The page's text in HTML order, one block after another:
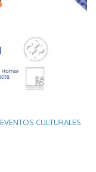
EVENTOS CULTURALES